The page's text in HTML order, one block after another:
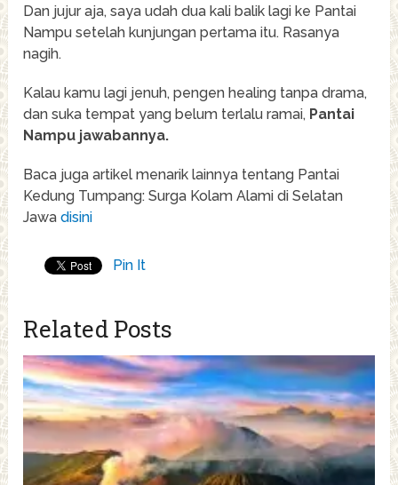
Dan jujur aja, saya udah dua kali balik lagi ke Pantai
Nampu setelah kunjungan pertama itu. Rasanya
nagih.
Kalau kamu lagi jenuh, pengen healing tanpa drama,
dan suka tempat yang belum terlalu ramai, Pantai
Nampu jawabannya.
Baca juga artikel menarik lainnya tentang Pantai
Kedung Tumpang: Surga Kolam Alami di Selatan
Jawadisini
Pin It
Related Posts